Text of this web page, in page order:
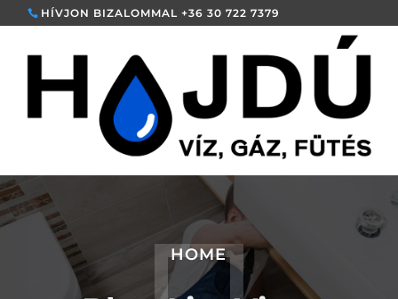
HÍVJON BIZALOMMAL +36 30 722 7379
HOME